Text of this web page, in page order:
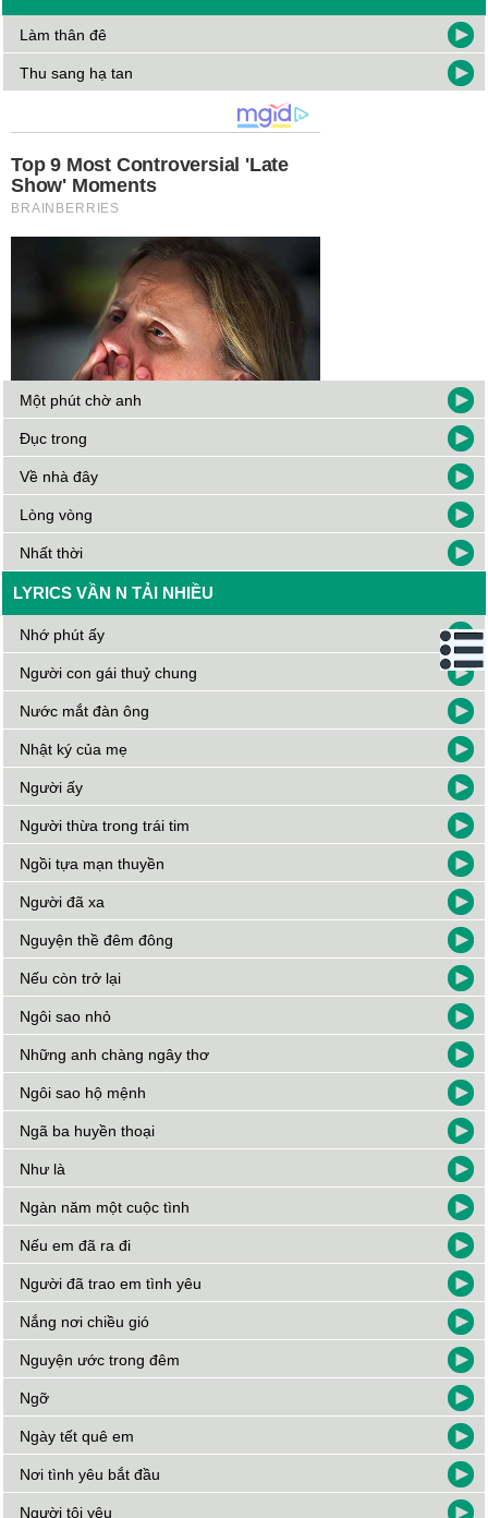
Làm thân đê
Thu sang hạ tan
Một phút chờ anh
Đục trong
Về nhà đây
Lòng vòng
Nhất thời
LYRICS VẦN N TẢI NHIỀU
Nhớ phút ấy
Người con gái thuỷ chung
Nước mắt đàn ông
Nhật ký của mẹ
Người ấy
Người thừa trong trái tim
Ngồi tựa mạn thuyền
Người đã xa
Nguyện thề đêm đông
Nếu còn trở lại
Ngôi sao nhỏ
Những anh chàng ngây thơ
Ngôi sao hộ mệnh
Ngã ba huyền thoại
Như là
Ngàn năm một cuộc tình
Nếu em đã ra đi
Người đã trao em tình yêu
Nắng nơi chiều gió
Nguyện ước trong đêm
Ngỡ
Ngày tết quê em
Nơi tình yêu bắt đầu
Người tôi yêu